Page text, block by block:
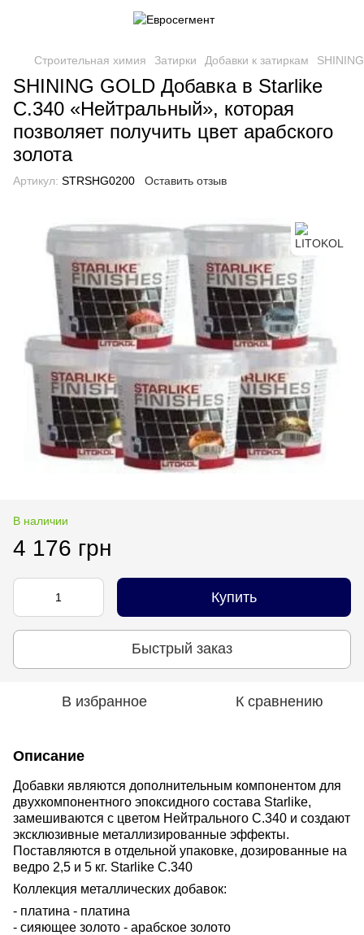
Строительная химия Затирки Добавки к затиркам
SHINING GOLD Добавка в Starlike
С.340 «Нейтральный», которая
позволяет получить цвет арабского
золота
Артикул: STRSHG0200 Оставить отзыв
В наличии
4 176 грн
Купить
Быстрый заказ
В избранное К сравнению
Описание
Добавки являются дополнительным компонентом для
двухкомпонентного эпоксидного состава Starlike,
замешиваются с цветом Нейтрального С.340 и создают
эксклюзивные металлизированные эффекты.
Поставляются в отдельной упаковке, дозированные на
ведро 2,5 и 5 кг. Starlike С.340
Коллекция металлических добавок:
- платина - платина
- сияющее золото - арабское золото